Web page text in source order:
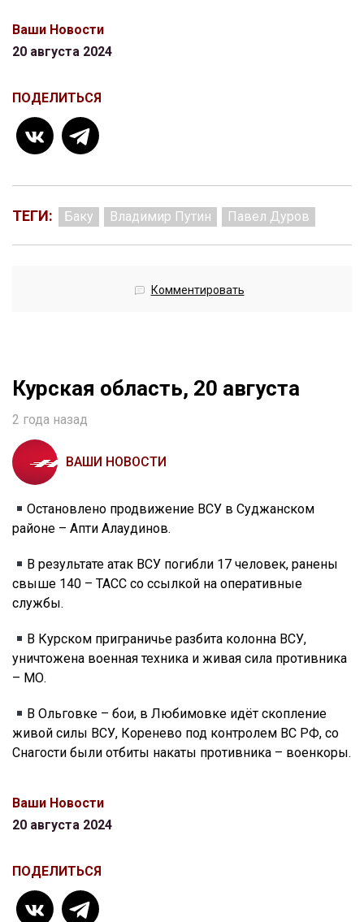
Ваши Новости
20 августа 2024
ПОДЕЛИТЬСЯ
ТЕГИ: Баку Владимир Путин Павел Дуров
Комментировать
Курская область, 20 августа
2 года назад
ВАШИ НОВОСТИ
Остановлено продвижение ВСУ в Суджанском
районе – Апти Алаудинов.
В результате атак ВСУ погибли 17 человек, ранены
свыше 140 – ТАСС со ссылкой на оперативные
службы.
В Курском приграничье разбита колонна ВСУ,
уничтожена военная техника и живая сила противника
– МО.
В Ольговке – бои, в Любимовке идёт скопление
живой силы ВСУ, Коренево под контролем ВС РФ, со
Снагости были отбиты накаты противника – военкоры.
Ваши Новости
20 августа 2024
ПОДЕЛИТЬСЯ